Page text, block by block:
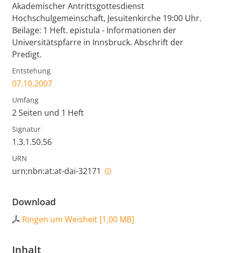
Akademischer Antrittsgottesdienst
Hochschulgemeinschaft, Jesuitenkirche 19:00 Uhr.
Beilage: 1 Heft. epistula - Informationen der
Universitätspfarre in Innsbruck. Abschrift der
Predigt.
Entstehung
07.10.2007
Umfang
2 Seiten und 1 Heft
Signatur
1.3.1.50.56
URN
urn:nbn:at:at-dai-32171
Download
Ringen um Weisheit [1,00 MB]
Inhalt